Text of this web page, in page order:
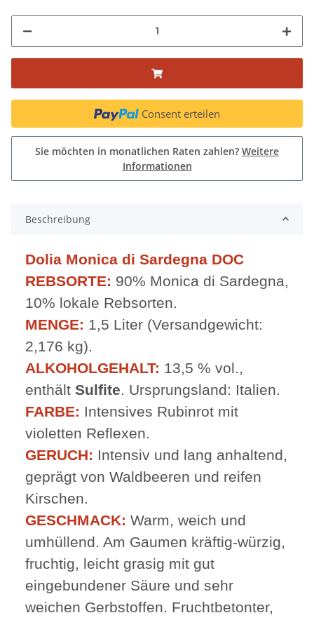
Consent erteilen
Sie möchten in monatlichen Raten zahlen? Weitere
Informationen
Beschreibung
Dolia Monica di Sardegna DOC
REBSORTE: 90% Monica di Sardegna,
10% lokale Rebsorten.
MENGE: 1,5 Liter (Versandgewicht:
2,176 kg).
ALKOHOLGEHALT: 13,5 % vol.,
enthält Sulfite. Ursprungsland: Italien.
FARBE: Intensives Rubinrot mit
violetten Reflexen.
GERUCH: Intensiv und lang anhaltend,
geprägt von Waldbeeren und reifen
Kirschen.
GESCHMACK: Warm, weich und
umhüllend. Am Gaumen kräftig-würzig,
fruchtig, leicht grasig mit gut
eingebundener Säure und sehr
weichen Gerbstoffen. Fruchtbetonter,